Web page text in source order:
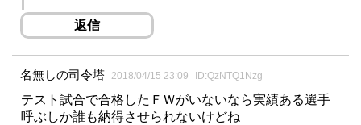
返信
名無しの司令塔 2018/04/15 23:09 ID:QzNTQ1Nzg
テスト試合で合格したＦＷがいないなら実績ある選手
呼ぶしか誰も納得させられないけどね